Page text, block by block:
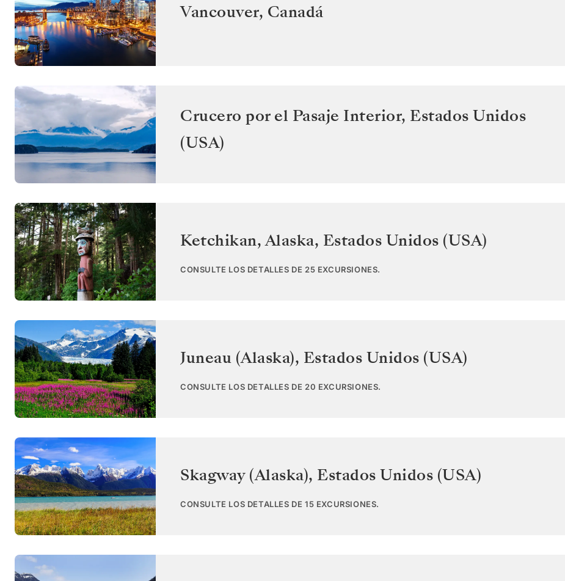
Vancouver, Canadá
Crucero por el Pasaje Interior, Estados Unidos
(USA)
Ketchikan, Alaska, Estados Unidos (USA)
CONSULTE LOS DETALLES DE 25 EXCURSIONES.
Juneau (Alaska), Estados Unidos (USA)
CONSULTE LOS DETALLES DE 20 EXCURSIONES.
Skagway (Alaska), Estados Unidos (USA)
CONSULTE LOS DETALLES DE 15 EXCURSIONES.